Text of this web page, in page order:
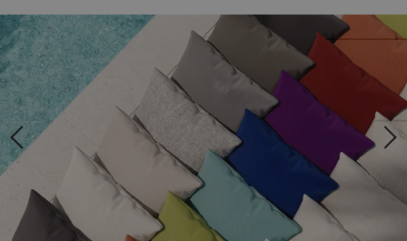
Przejdź
na
koniec
galerii
Przejdź
na
początek
galerii